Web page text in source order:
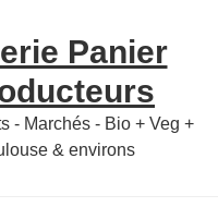
Panier
- Marchés - Bio + Veg +
& environs